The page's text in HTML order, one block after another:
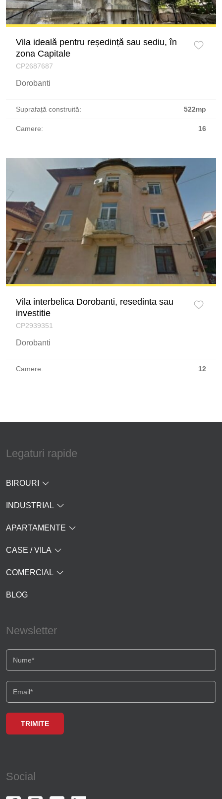
Vila ideală pentru reședință sau sediu, în
zona Capitale
CP2687687
Dorobanti
Suprafață construită: 522mp
Camere: 16
Vila interbelica Dorobanti, resedinta sau
investitie
CP2939351
Dorobanti
Camere: 12
Legaturi rapide
BIROURI
INDUSTRIAL
APARTAMENTE
CASE / VILA
COMERCIAL
BLOG
Newsletter
Social